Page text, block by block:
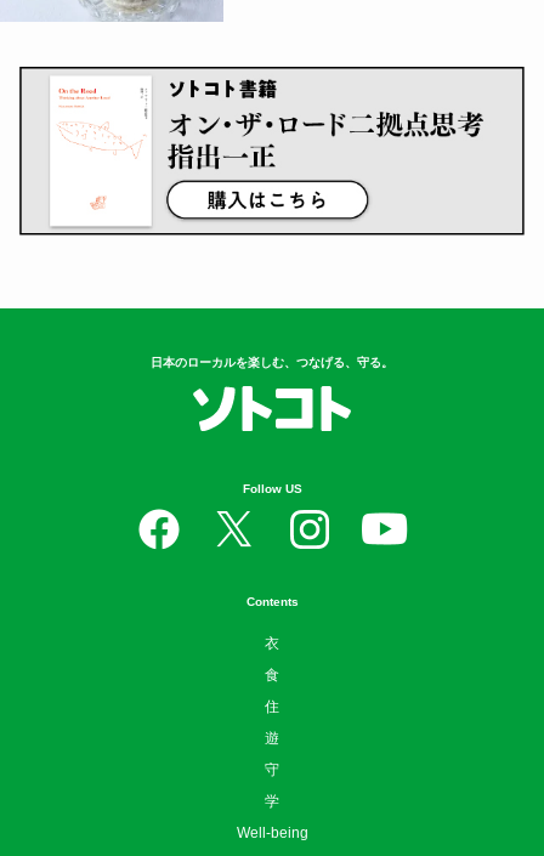
日本のローカルを楽しむ、つなげる、守る。
Follow US
Contents
衣
食
住
遊
守
学
Well-being